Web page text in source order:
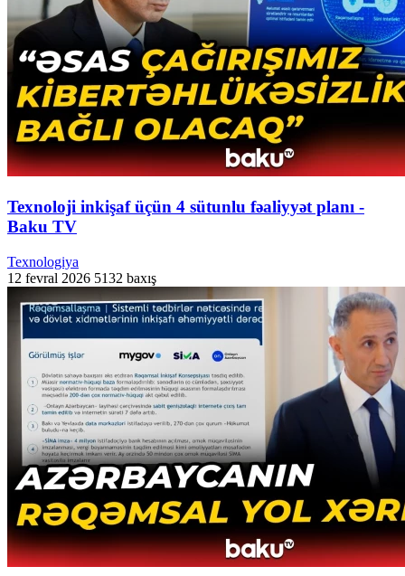
Texnoloji inkişaf üçün 4 sütunlu fəaliyyət planı -
Baku TV
Texnologiya
12 fevral 2026 5132 baxış